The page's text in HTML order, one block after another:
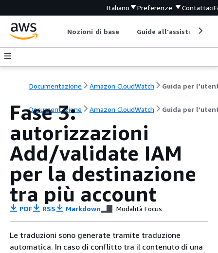
Italiano Preferenze Contattaci
Nozioni di base Guide all'assistenza
Documentazione Amazon CloudWatch Guida per
Documentazione Amazon CloudWatch Guida per
Fase 3:
autorizzazioni
Add/validate IAM
per la destinazione
tra più account
PDF RSS Markdown Modalità Focus
Le traduzioni sono generate tramite traduzione
automatica. In caso di conflitto tra il contenuto di una